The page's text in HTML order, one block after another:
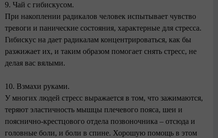
9. Чай с гибискусом.
При накоплении радикалов человек испытывает чувство
тревоги и панические состояния, характерные для стресса.
Гибискус на дает радикалам концентрироваться, как бы
разжижает их, и таким образом помогает снять стресс, не
делая вас вялыми.
10. Взмахи руками.
У многих людей стресс выражается в том, что зажимаются,
теряют эластичность мышцы плечевого пояса, шеи и
пояснично-крестцового отдела позвоночника – отсюда и
головные боли, и боли в спине. Хорошую помощь в этом